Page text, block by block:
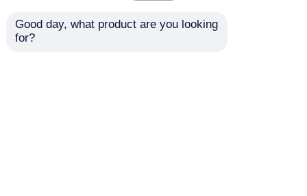
ভালো দাম ভালো দাম
Good day, what product are you looking
for?